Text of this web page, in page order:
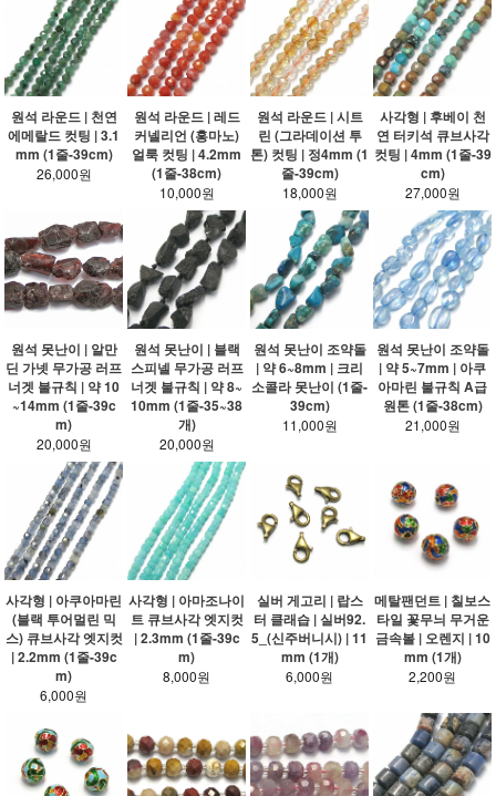
원석 라운드 | 천연
에메랄드 컷팅 | 3.1
mm (1줄-39cm)
26,000원
원석 라운드 | 레드
커넬리언 (홍마노)
얼룩 컷팅 | 4.2mm
(1줄-38cm)
10,000원
원석 라운드 | 시트
린 (그라데이션 투
톤) 컷팅 | 정4mm (1
줄-39cm)
18,000원
사각형 | 후베이 천
연 터키석 큐브사각
컷팅 | 4mm (1줄-39
cm)
27,000원
원석 못난이 | 알만
딘 가넷 무가공 러프
너겟 불규칙 | 약 10
~14mm (1줄-39c
m)
20,000원
원석 못난이 | 블랙
스피넬 무가공 러프
너겟 불규칙 | 약 8~
10mm (1줄-35~38
개)
20,000원
원석 못난이 조약돌
| 약 6~8mm | 크리
소콜라 못난이 (1줄-
39cm)
11,000원
원석 못난이 조약돌
| 약 5~7mm | 아쿠
아마린 불규칙 A급
원톤 (1줄-38cm)
21,000원
사각형 | 아쿠아마린
(블랙 투어멀린 믹
스) 큐브사각 엣지컷
| 2.2mm (1줄-39c
m)
6,000원
사각형 | 아마조나이
트 큐브사각 엣지컷
| 2.3mm (1줄-39c
m)
8,000원
실버 게고리 | 랍스
터 클래습 | 실버92.
5_(신주버니시) | 11
mm (1개)
6,000원
메탈팬던트 | 칠보스
타일 꽃무늬 무거운
금속볼 | 오렌지 | 10
mm (1개)
2,200원